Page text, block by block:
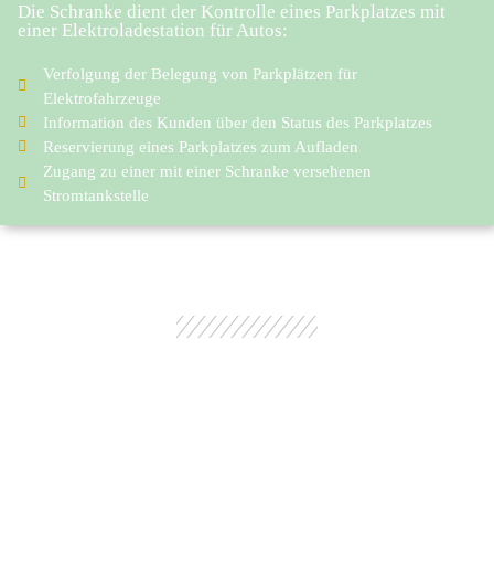
Die Schranke dient der Kontrolle eines Parkplatzes mit
einer Elektroladestation für Autos:
Verfolgung der Belegung von Parkplätzen für
Elektrofahrzeuge
Information des Kunden über den Status des Parkplatzes
Reservierung eines Parkplatzes zum Aufladen
Zugang zu einer mit einer Schranke versehenen
Stromtankstelle